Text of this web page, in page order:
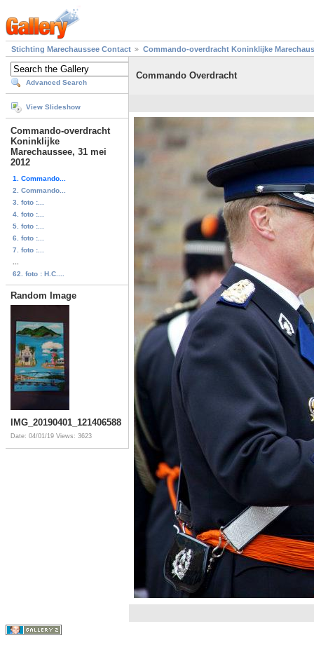
Stichting Marechaussee Contact Commando-overdracht Koninklijke
Advanced Search
View Slideshow
Commando-overdracht
Koninklijke
Marechaussee, 31 mei
2012
1. Commando...
2. Commando...
3. foto :...
4. foto :...
5. foto :...
6. foto :...
7. foto :...
62. foto : H.C....
Random Image
IMG_20190401_121406588
Date: 04/01/19 Views: 3623
Commando Overdracht